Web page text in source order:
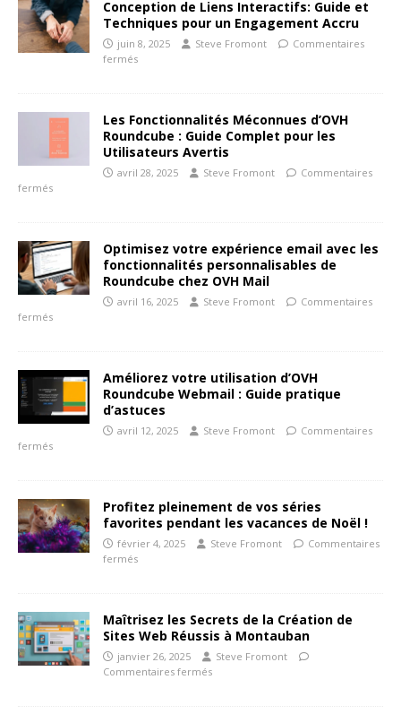
Conception de Liens Interactifs: Guide et
Techniques pour un Engagement Accru
juin 8, 2025 Steve Fromont
Commentaires
fermés
Les Fonctionnalités Méconnues d’OVH
Roundcube : Guide Complet pour les
Utilisateurs Avertis
avril 28, 2025 Steve Fromont
Commentaires
fermés
Optimisez votre expérience email avec les
fonctionnalités personnalisables de
Roundcube chez OVH Mail
avril 16, 2025 Steve Fromont
Commentaires
fermés
Améliorez votre utilisation d’OVH
Roundcube Webmail : Guide pratique
d’astuces
avril 12, 2025 Steve Fromont
Commentaires
fermés
Profitez pleinement de vos séries
favorites pendant les vacances de Noël !
février 4, 2025 Steve Fromont
Commentaires
fermés
Maîtrisez les Secrets de la Création de
Sites Web Réussis à Montauban
janvier 26, 2025
Steve Fromont
Commentaires fermés